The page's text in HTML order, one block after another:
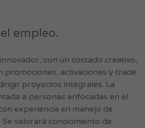
empleo.
con un costado creativo,
promociones, activaciones y trade
proyectos integrales. La
a personas enfocadas en el
experiencia en manejo de
valorará conocimiento de